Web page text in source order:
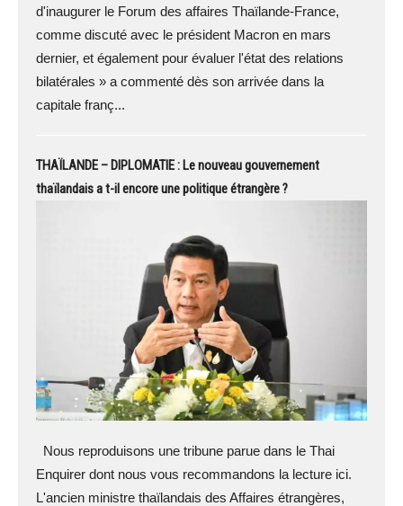
d'inaugurer le Forum des affaires Thaïlande-France,
comme discuté avec le président Macron en mars
dernier, et également pour évaluer l'état des relations
bilatérales » a commenté dès son arrivée dans la
capitale franç...
THAÏLANDE – DIPLOMATIE : Le nouveau gouvernement
thaïlandais a t-il encore une politique étrangère ?
Nous reproduisons une tribune parue dans le Thai
Enquirer dont nous vous recommandons la lecture ici.
L'ancien ministre thaïlandais des Affaires étrangères,